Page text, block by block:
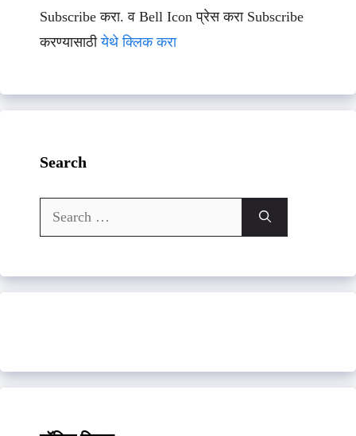
Subscribe करा. व Bell Icon प्रेस करा Subscribe
करण्यासाठीयेथे क्लिक करा
Search
Search
for: